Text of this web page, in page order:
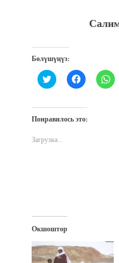
Бөлүшүңүз:
Нажмите,
чтобы
Twitter
(Открывается
в
окне)
Нажмите,
чтобы
Facebook
в
Понравилось это:
Загрузка...
Окшоштор